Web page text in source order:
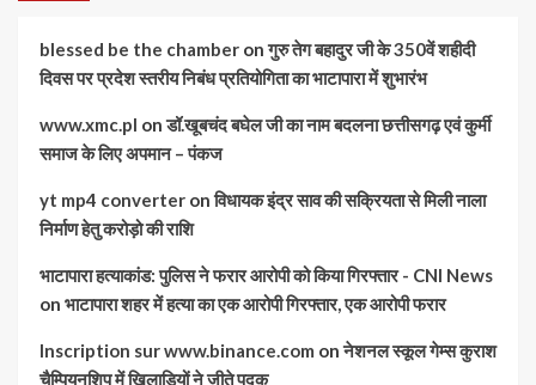
blessed be the chamber onगुरु तेग बहादुर जी के 350वें शहीदी
दिवस पर प्रदेश स्तरीय निबंध प्रतियोगिता का भाटापारा में शुभारंभ
www.xmc.pl onडॉ.खूबचंद बघेल जी का नाम बदलना छत्तीसगढ़ एवं कुर्मी
समाज के लिए अपमान – पंकज
yt mp4 converter onविधायक इंद्र साव की सक्रियता से मिली नाला
निर्माण हेतु करोड़ो की राशि
भाटापारा हत्याकांड: पुलिस ने फरार आरोपी को किया गिरफ्तार - CNI News
on भाटापारा शहर में हत्या का एक आरोपी गिरफ्तार, एक आरोपी फरार
Inscription sur www.binance.com onनेशनल स्कूल गेम्स कुराश
चैम्पियनशिप में खिलाड़ियों ने जीते पदक